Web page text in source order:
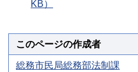
KB）
このページの作成者
総務市民局総務部法制課